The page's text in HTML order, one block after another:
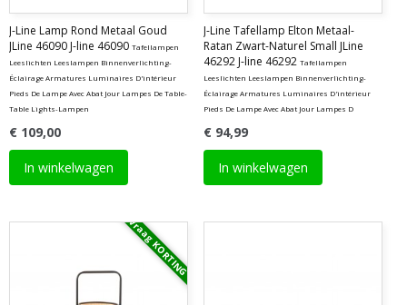
J-Line Lamp Rond Metaal Goud
JLine 46090 J-line 46090 Tafellampen
Leeslichten Leeslampen Binnenverlichting-
Éclairage Armatures Luminaires D'intérieur
Pieds De Lampe Avec Abat Jour Lampes De Table-
Table Lights-Lampen
€ 109,00
In winkelwagen
J-Line Tafellamp Elton Metaal-
Ratan Zwart-Naturel Small JLine
46292 J-line 46292 Tafellampen
Leeslichten Leeslampen Binnenverlichting-
Éclairage Armatures Luminaires D'intérieur
Pieds De Lampe Avec Abat Jour Lampes D
€ 94,99
In winkelwagen
Vraag KORTING